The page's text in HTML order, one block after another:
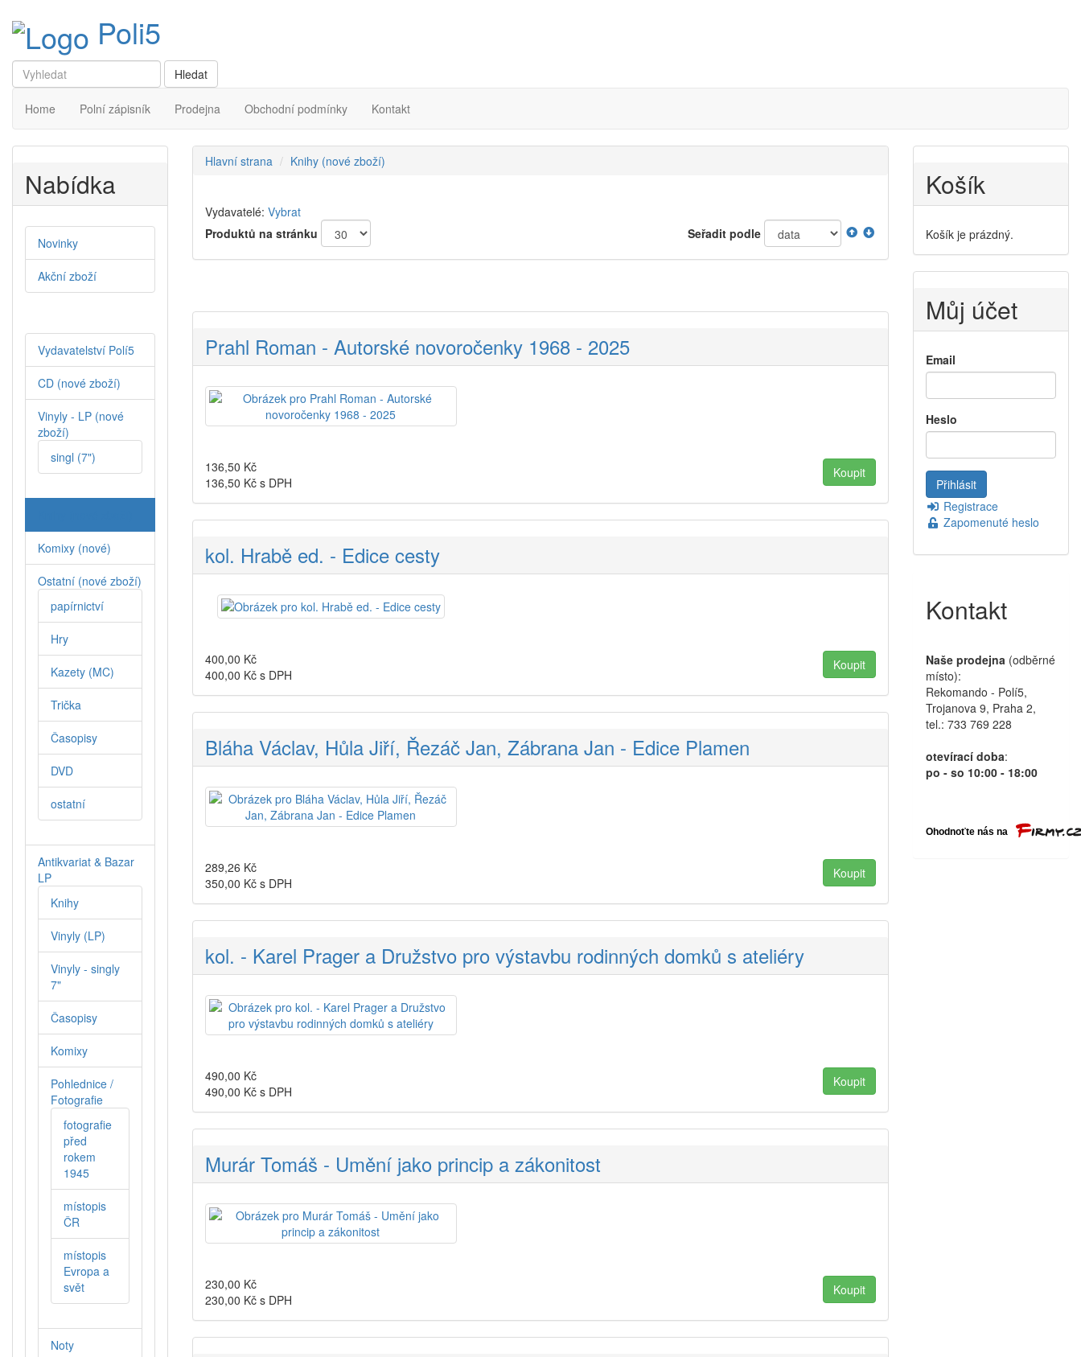
Poli5
Home Polní zápisník Prodejna Obchodní podmínky Kontakt
Hlavní strana Knihy (nové zboží)
Vydavatelé: Vybrat
Produktů na stránku
Seřadit podle
Prahl Roman - Autorské novoročenky 1968 - 2025
136,50 Kč
136,50 Kč s DPH
kol. Hrabě ed. - Edice cesty
400,00 Kč
400,00 Kč s DPH
Bláha Václav, Hůla Jiří, Řezáč Jan, Zábrana Jan - Edice Plamen
289,26 Kč
350,00 Kč s DPH
kol. - Karel Prager a Družstvo pro výstavbu rodinných domků s ateliéry
490,00 Kč
490,00 Kč s DPH
Murár Tomáš - Umění jako princip a zákonitost
230,00 Kč
230,00 Kč s DPH
Nabídka
Novinky
Akční zboží
Vydavatelství Polí5
CD (nové zboží)
Vinyly - LP (nové
zboží)
singl (7")
Komixy (nové)
Ostatní (nové zboží)
papírnictví
Hry
Kazety (MC)
Trička
Časopisy
DVD
ostatní
Antikvariat & Bazar
LP
Knihy
Vinyly (LP)
Vinyly - singly
7"
Časopisy
Komixy
Pohlednice /
Fotografie
fotografie
před
rokem
1945
místopis
ČR
místopis
Evropa a
svět
Noty
Košík
Košík je prázdný.
Můj účet
Email
Heslo
Registrace
Zapomenuté heslo
Kontakt
Naše prodejna (odběrné
místo):
Rekomando - Polí5,
Trojanova 9, Praha 2,
tel.: 733 769 228
otevírací doba:
po - so 10:00 - 18:00